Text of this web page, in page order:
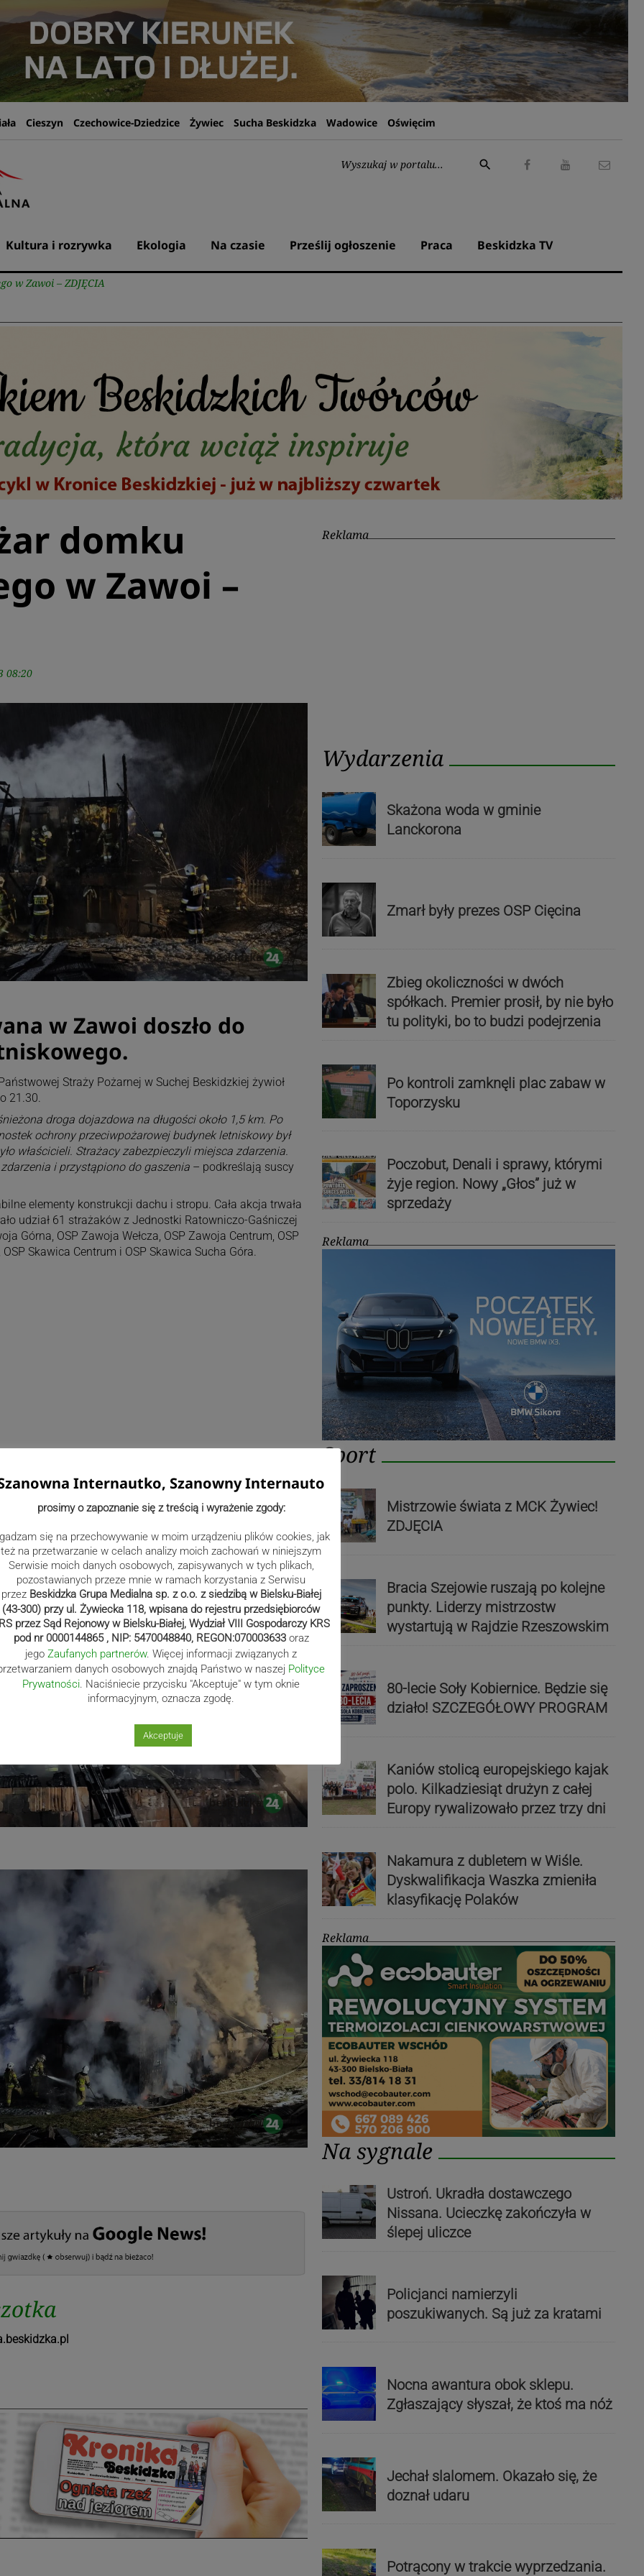
Cieszyn Czechowice-Dziedzice Żywiec Sucha Beskidzka Wadowice Oświęcim
Wyszukaj:
search
Kultura i rozrywka Ekologia Na czasie Prześlij ogłoszenie Praca Beskidzka TV
w Zawoi – ZDJĘCIA
domku
w Zawoi –
08:20
w Zawoi doszło do
Straży Pożarnej w Suchej Beskidzkiej żywioł
21.30.
droga dojazdowa na długości około 1,5 km. Po
ochrony przeciwpożarowej budynek letniskowy był
właścicieli. Strażacy zabezpieczyli miejsca zdarzenia.
i przystąpiono do gaszenia– podkreślają suscy
elementy konstrukcji dachu i stropu. Cała akcja trwała
udział 61 strażaków z Jednostki Ratowniczo-Gaśniczej
Górna, OSP Zawoja Wełcza, OSP Zawoja Centrum, OSP
Skawica Centrum i OSP Skawica Sucha Góra.
Reklama
Wydarzenia
Skażona woda w gminie
Lanckorona
Zmarł były prezes OSP Cięcina
Zbieg okoliczności w dwóch
spółkach. Premier prosił, by nie było
tu polityki, bo to budzi podejrzenia
Po kontroli zamknęli plac zabaw w
Toporzysku
Poczobut, Denali i sprawy, którymi
żyje region. Nowy „Głos” już w
sprzedaży
Reklama
Sport
Mistrzowie świata z MCK Żywiec!
ZDJĘCIA
Bracia Szejowie ruszają po kolejne
punkty. Liderzy mistrzostw
wystartują w Rajdzie Rzeszowskim
80-lecie Soły Kobiernice. Będzie się
działo! SZCZEGÓŁOWY PROGRAM
Kaniów stolicą europejskiego kajak
polo. Kilkadziesiąt drużyn z całej
Europy rywalizowało przez trzy dni
Nakamura z dubletem w Wiśle.
Dyskwalifikacja Waszka zmieniła
klasyfikację Polaków
Reklama
Na sygnale
Ustroń. Ukradła dostawczego
Nissana. Ucieczkę zakończyła w
ślepej uliczce
Policjanci namierzyli
poszukiwanych. Są już za kratami
Nocna awantura obok sklepu.
Zgłaszający słyszał, że ktoś ma nóż
Jechał slalomem. Okazało się, że
doznał udaru
Potrącony w trakcie wyprzedzania.
Internautko, Szanowny Internauto
prosimy o zapoznanie się z treścią i wyrażenie zgody:
się na przechowywanie w moim urządzeniu plików cookies, jak
też na przetwarzanie w celach analizy moich zachowań w niniejszym
Serwisie moich danych osobowych, zapisywanych w tych plikach,
pozostawianych przeze mnie w ramach korzystania z Serwisu
przez Beskidzka Grupa Medialna sp. z o.o. z siedzibą w Bielsku-Białej
(43-300) przy ul. Żywiecka 118, wpisana do rejestru przedsiębiorców
przez Sąd Rejonowy w Bielsku-Białej, Wydział VIII Gospodarczy KRS
pod nr 0000144865 , NIP: 5470048840, REGON:070003633 oraz
jego Zaufanych partnerów. Więcej informacji związanych z
danych osobowych znajdą Państwo w naszej Polityce
Prywatności . Naciśniecie przycisku "Akceptuje" w tym oknie
informacyjnym, oznacza zgodę.
Akceptuje